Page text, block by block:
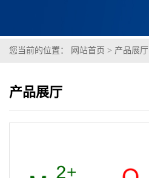
您当前的位置： 网站首页 > 产品展厅
产品展厅